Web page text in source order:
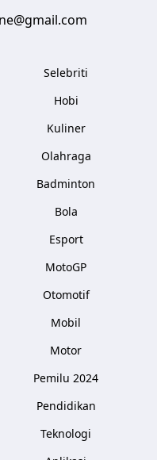
Selebriti
Hobi
Kuliner
Olahraga
Badminton
Bola
Esport
MotoGP
Otomotif
Mobil
Motor
Pemilu 2024
Pendidikan
Teknologi